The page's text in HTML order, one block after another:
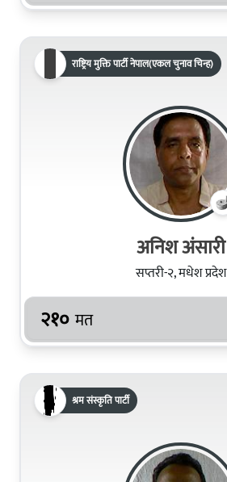
राष्ट्रिय मुक्ति पार्टी नेपाल(एकल चुनाव चिन्ह)
अनिश अंसारी
सप्तरी-२, मधेश प्रदेश
२१० मत
श्रम संस्कृति पार्टी